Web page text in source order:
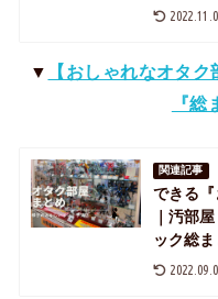
▼
【おしゃれなオタ
『総
関連記事
できる
｜汚部
ック総ま